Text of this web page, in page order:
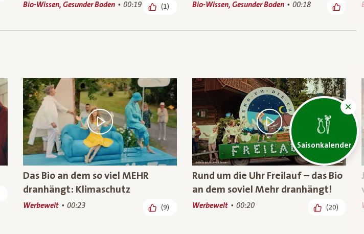
Saisonkalender
Bio-Wissen, Gesunder Boden 00:19 (1) Bio-Wissen, Gesunder Boden 00:18
Das Bio an dem so viel MEHR
dranhängt: Klimaschutz
Werbewelt 00:23 (9)
Rund um die Uhr Freilauf – das Bio
an dem soviel Mehr dranhängt!
Werbewelt 00:20 (20)